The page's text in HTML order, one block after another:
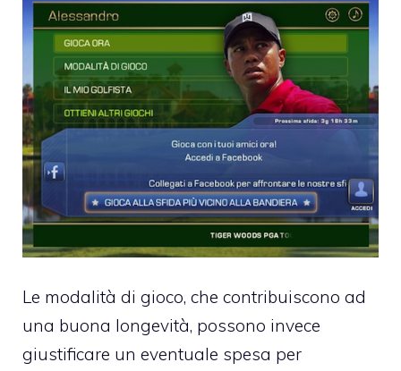
Le modalità di gioco, che contribuiscono ad
una buona longevità, possono invece
giustificare un eventuale spesa per